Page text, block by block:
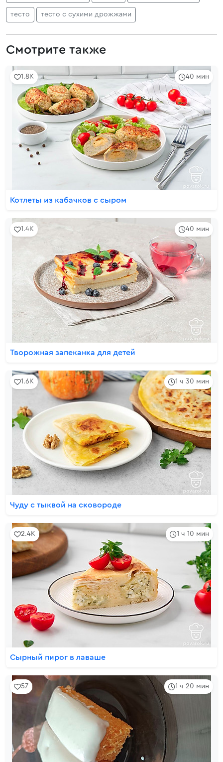
тесто тесто с сухими дрожжами
Смотрите также
40 мин
1.8K
Котлеты из кабачков с сыром
40 мин
1.4K
Творожная запеканка для детей
1 ч 30 мин
1.6K
Чуду с тыквой на сковороде
1 ч 10 мин
2.4K
Сырный пирог в лаваше
1 ч 20 мин
57